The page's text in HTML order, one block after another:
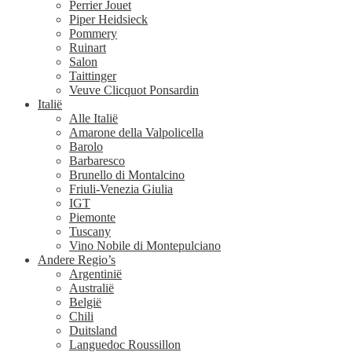
Perrier Jouet
Piper Heidsieck
Pommery
Ruinart
Salon
Taittinger
Veuve Clicquot Ponsardin
Italië
Alle Italië
Amarone della Valpolicella
Barolo
Barbaresco
Brunello di Montalcino
Friuli-Venezia Giulia
IGT
Piemonte
Tuscany
Vino Nobile di Montepulciano
Andere Regio’s
Argentinië
Australië
België
Chili
Duitsland
Languedoc Roussillon